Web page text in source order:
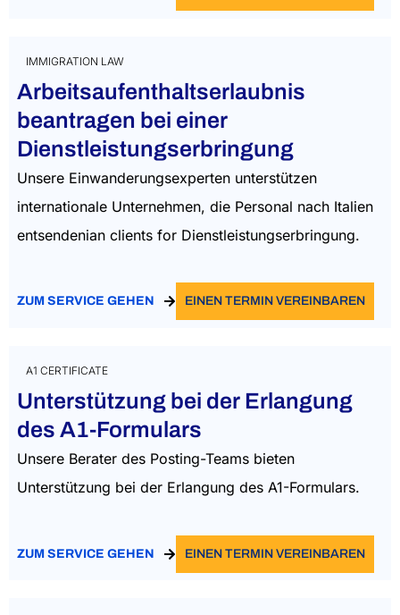
IMMIGRATION LAW
Arbeitsaufenthaltserlaubnis
beantragen bei einer
Dienstleistungserbringung
Unsere Einwanderungsexperten unterstützen
internationale Unternehmen, die Personal nach Italien
entsendenian clientsfor Dienstleistungserbringung.
ZUM SERVICE GEHEN EINEN TERMIN VEREINBAREN
A1 CERTIFICATE
Unterstützung bei der Erlangung
des A1-Formulars
Unsere Berater des Posting-Teams bieten
Unterstützung bei der Erlangung des A1-Formulars.
ZUM SERVICE GEHEN EINEN TERMIN VEREINBAREN